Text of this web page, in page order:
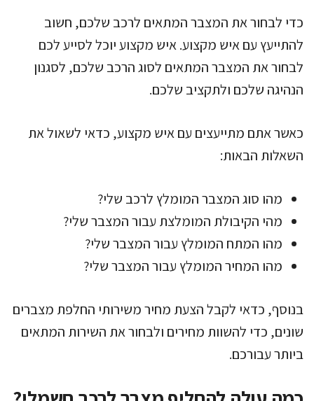
כדי לבחור את המצבר המתאים לרכב שלכם, חשוב
להתייעץ עם איש מקצוע. איש מקצוע יוכל לסייע לכם
לבחור את המצבר המתאים לסוג הרכב שלכם, לסגנון
הנהיגה שלכם ולתקציב שלכם.
כאשר אתם מתייעצים עם איש מקצוע, כדאי לשאול את
השאלות הבאות:
מהו סוג המצבר המומלץ לרכב שלי?
מהי הקיבולת המומלצת עבור המצבר שלי?
מהו המתח המומלץ עבור המצבר שלי?
מהו המחיר המומלץ עבור המצבר שלי?
בנוסף, כדאי לקבל הצעת מחיר משירותי החלפת מצברים
שונים, כדי להשוות מחירים ולבחור את השירות המתאים
ביותר עבורכם.